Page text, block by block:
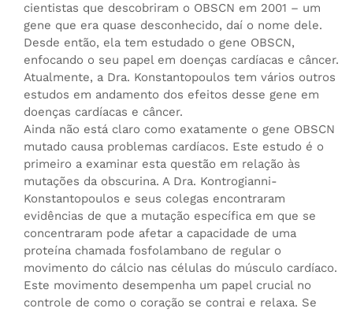
cientistas que descobriram o OBSCN em 2001 – um
gene que era quase desconhecido, daí o nome dele.
Desde então, ela tem estudado o gene OBSCN,
enfocando o seu papel em doenças cardíacas e câncer.
Atualmente, a Dra. Konstantopoulos tem vários outros
estudos em andamento dos efeitos desse gene em
doenças cardíacas e câncer.
Ainda não está claro como exatamente o gene OBSCN
mutado causa problemas cardíacos. Este estudo é o
primeiro a examinar esta questão em relação às
mutações da obscurina. A Dra. Kontrogianni-
Konstantopoulos e seus colegas encontraram
evidências de que a mutação específica em que se
concentraram pode afetar a capacidade de uma
proteína chamada fosfolambano de regular o
movimento do cálcio nas células do músculo cardíaco.
Este movimento desempenha um papel crucial no
controle de como o coração se contrai e relaxa. Se